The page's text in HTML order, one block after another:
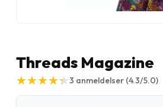
Threads Magazine
★
★★
★★
★★
★★
★3 anmeldelser (4.3/5.0)